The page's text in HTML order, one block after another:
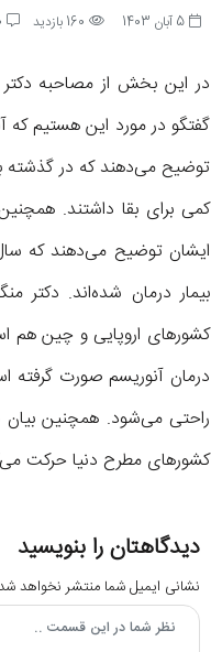
5 آبان 1403 160 بازدید 0
در این بخش از مصاحبه
گفتگو در مورد این هستیم که
توضیح می‌دهند که در گذشته
بیمار درمان شده‌اند. دکتر
کشورهای اروپایی و چین هم
درمان آنوریسم صورت گرفته
راحتی می‌شود. همچنین بیان
کشور‌های مطرح دنیا حرکت
دیدگاهتان را بنویسید
نشانی ایمیل شما منتشر نخواهد